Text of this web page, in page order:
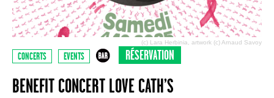
(c) Lara Herbinia, artwork (c) Arnaud Savoy
CONCERTS EVENTS RÉSERVATION
BENEFIT CONCERT LOVE CATH’S